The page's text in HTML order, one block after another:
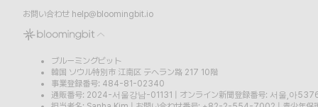
お問い合わせ help@bloomingbit.io
ブルーミングビット
韓国 ソウル特別市 江南区 テヘラン路 217 10階
事業登録番号: 484-81-02340
通販番号: 2024-서울강남-01131
オンライン新聞登録番号: 서울,아